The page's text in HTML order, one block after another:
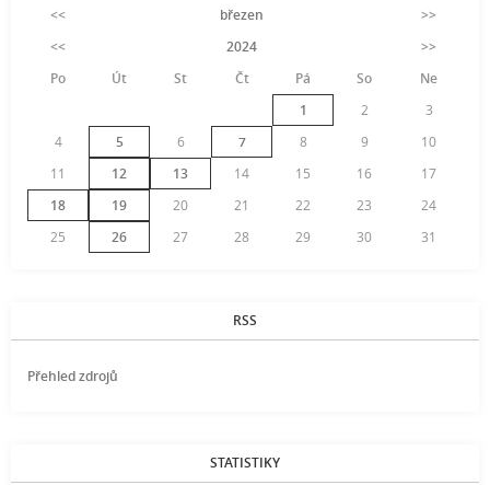
<< březen
>>
<<
2024
>>
Po
Út St Čt Pá So
Ne
1
2
3
4
5 6 7 8 9
10
11
12 13 14 15 16
17
18
19 20 21 22 23
24
25
26 27 28 29 30 31
RSS
Přehled zdrojů
STATISTIKY